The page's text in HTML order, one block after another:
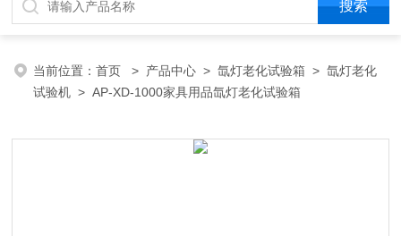
箱、各种振动试验台、拉力试验机、蒸汽老化试验机、跌落试验机、
当前位置：首页 > 产品中心 >氙灯老化试验箱 >氙灯老化
试验机 > AP-XD-1000家具用品氙灯老化试验箱